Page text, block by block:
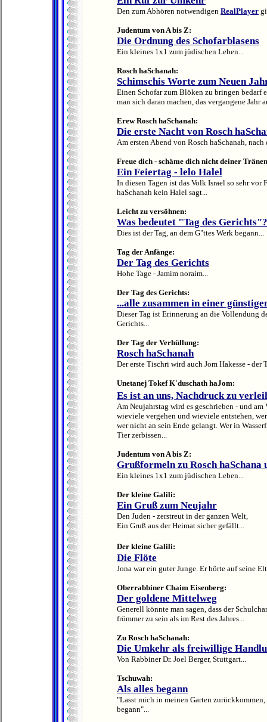
Den zum Abhören notwendigen RealPlayer
Judentum von A bis Z:
Die Ordnung des Schofarblasens
Ein kleines 1x1 zum jüdischen Leben...
Rosch haSchanah:
Schimschis Worte zum Neuen
Einen Schofar zum Blöken zu bringen bedarf
man sich daran machen, das vergangene Jahr
Erew Rosch haSchanah:
Die erste Nacht von Rosch
Am ersten Abend von Rosch haSchanah,
Freue dich - schäme dich nicht deiner
Ein Feiertag - lelo Halel
In diesen Tagen ist das Volk Israel so sehr
haSchanah kein Halel sagt...
Leicht zu versöhnen:
Was bedeutet "Tag des Gerichts"?
Dies ist der Tag, an dem G"ttes Werk begann...
Tag der Anfänge:
Der Tag des Gerichts
Hohe Tage - Jamim noraim...
Der Tag des Gerichts:
...alle zusammen in einer
Dieser Tag ist Erinnerung an die Vollendung
Gerichts...
Der Tag der Verhüllung:
Rosch haSchanah
Der erste Tischri wird auch Jom Hakesse - der
Unetanej Tokef K'duschath haJom:
Es ist an uns, Nachdruck zu
Am Neujahrstag wird es geschrieben - und am
wieviele vergehen und wieviele entstehen,
wer nicht an sein Ende gelangt. Wer in
Tier zerbissen...
Judentum von A bis Z:
Grußformeln zu Rosch haSchana
Ein kleines 1x1 zum jüdischen Leben...
Der kleine Galili:
Ein Gruß zum Neujahr
Den Juden - zerstreut in der ganzen Welt,
Ein Gruß aus der Heimat sicher gefällt...
Der kleine Galili:
Die Flöte
Jona war ein guter Junge. Er hörte auf seine
Oberrabbiner Chaim Eisenberg:
Der goldene Mittelweg
Generell könnte man sagen, dass der
frömmer zu sein als im Rest des Jahres...
Zu Rosch haSchanah:
Die Umkehr als freiwillige
Von Rabbiner Dr. Joel Berger, Stuttgart...
Tschuwah:
Als alles begann
"Lasst mich in meinen Garten
begann"...